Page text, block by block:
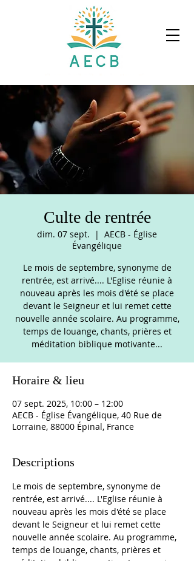
Culte de rentrée
dim. 07 sept.
  |
AECB - Église
Évangélique
Le mois de septembre, synonyme de
rentrée, est arrivé.... L'Eglise réunie à
nouveau après les mois d'été se place
devant le Seigneur et lui remet cette
nouvelle année scolaire. Au programme,
temps de louange, chants, prières et
méditation biblique motivante...
Horaire & lieu
07 sept. 2025, 10:00 – 12:00
AECB - Église Évangélique, 40 Rue de
Lorraine, 88000 Épinal, France
Descriptions
Le mois de septembre, synonyme de
rentrée, est arrivé.... L'Eglise réunie à
nouveau après les mois d'été se place
devant le Seigneur et lui remet cette
nouvelle année scolaire. Au programme,
temps de louange, chants, prières et